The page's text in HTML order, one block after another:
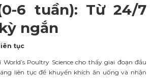
6 tuần): Từ 24/7
ngắn
tục
Poultry Science cho thấy giai đoạn đầu
liên tục để khuyến khích ăn uống và nhận